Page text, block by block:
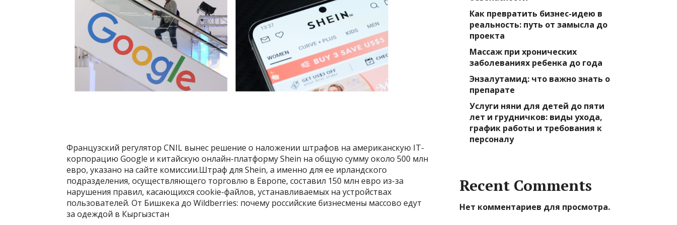
Французский регулятор CNIL вынес решение о наложении штрафов на американскую IT-
корпорацию Google и китайскую онлайн-платформу Shein на общую сумму около 500 млн
евро, указано на сайте комиссии.Штраф для Shein, а именно для ее ирландского
подразделения, осуществляющего торговлю в Европе, составил 150 млн евро из-за
нарушения правил, касающихся cookie-файлов, устанавливаемых на устройствах
пользователей. От Бишкека до Wildberries: почему российские бизнесмены массово едут
за одеждой в Кыргызстан
Как превратить бизнес-идею в
реальность: путь от замысла до
проекта
Массаж при хронических
заболеваниях ребенка до года
Энзалутамид: что важно знать о
препарате
Услуги няни для детей до пяти
лет и грудничков: виды ухода,
график работы и требования к
персоналу
Recent Comments
Нет комментариев для просмотра.